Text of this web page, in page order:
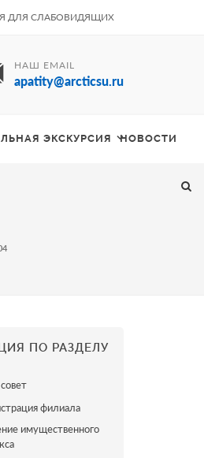
ДЛЯ СЛАБОВИДЯЩИХ
НАШ EMAIL
apatity@arcticsu.ru
ЭКСКУРСИЯ НОВОСТИ
ПО РАЗДЕЛУ
филиала
имущественного